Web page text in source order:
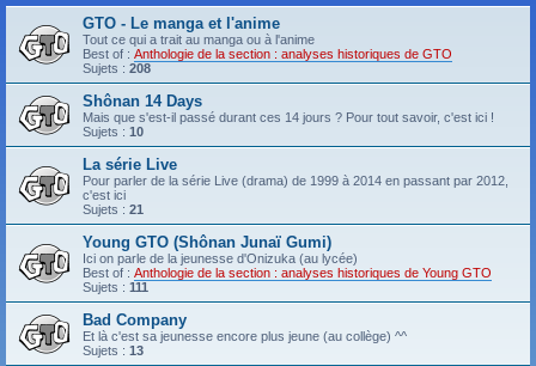
GTO - Le manga et l'anime
Tout ce qui a trait au manga ou à l'anime
Best of : Anthologie de la section : analyses historiques de GTO
Sujets : 208
Shônan 14 Days
Mais que s'est-il passé durant ces 14 jours ? Pour tout savoir, c'est ici !
Sujets : 10
La série Live
Pour parler de la série Live (drama) de 1999 à 2014 en passant par 2012,
c'est ici
Sujets : 21
Young GTO (Shônan Junaï Gumi)
Ici on parle de la jeunesse d'Onizuka (au lycée)
Best of : Anthologie de la section : analyses historiques de Young GTO
Sujets : 111
Bad Company
Et là c'est sa jeunesse encore plus jeune (au collège) ^^
Sujets : 13